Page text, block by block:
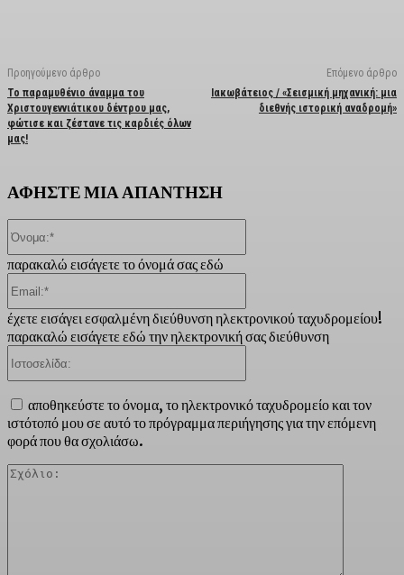
Προηγούμενο άρθρο
Το παραμυθένιο άναμμα του
Χριστουγεννιάτικου δέντρου μας,
φώτισε και ζέστανε τις καρδιές όλων
μας!
Επόμενο άρθρο
Ιακωβάτειος / «Σεισμική μηχανική: μια
διεθνής ιστορική αναδρομή»
ΑΦΗΣΤΕ ΜΙΑ ΑΠΑΝΤΗΣΗ
παρακαλώ εισάγετε το όνομά σας εδώ
έχετε εισάγει εσφαλμένη διεύθυνση ηλεκτρονικού ταχυδρομείου!
παρακαλώ εισάγετε εδώ την ηλεκτρονική σας διεύθυνση
αποθηκεύστε το όνομα, το ηλεκτρονικό ταχυδρομείο και τον
ιστότοπό μου σε αυτό το πρόγραμμα περιήγησης για την επόμενη
φορά που θα σχολιάσω.